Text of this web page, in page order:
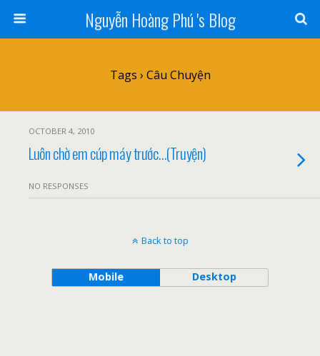
Nguyễn Hoàng Phú 's Blog
Tags › Câu Chuyện
OCTOBER 4, 2010
Luôn chờ em cúp máy trước…(Truyện)
NO RESPONSES
Back to top
Mobile Desktop